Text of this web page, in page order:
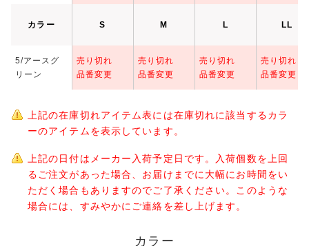
カラー S M L LL
5/アースグ
リーン
売り切れ
品番変更
売り切れ
品番変更
売り切れ
品番変更
売り切れ
品番変更
上記の在庫切れアイテム表には在庫切れに該当するカラ
ーのアイテムを表示しています。
上記の日付はメーカー入荷予定日です。入荷個数を上回
るご注文があった場合、お届けまでに大幅にお時間をい
ただく場合もありますのでご了承ください。このような
場合には、すみやかにご連絡を差し上げます。
カラー